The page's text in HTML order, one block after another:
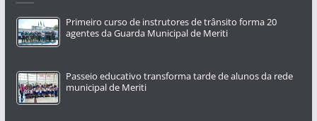
Primeiro curso de instrutores de trânsito forma 20
agentes da Guarda Municipal de Meriti
Passeio educativo transforma tarde de alunos da rede
municipal de Meriti